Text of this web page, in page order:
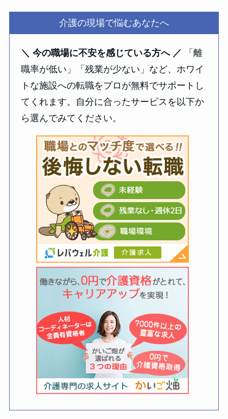
介護の現場で悩むあなたへ
＼ 今の職場に不安を感じている方へ ／
「離
職率が低い」「残業が少ない」など、ホワイ
トな施設への転職をプロが無料でサポートし
てくれます。自分に合ったサービスを以下か
ら選んでみてください。